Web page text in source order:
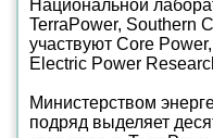
Национальной
TerraPower, Southern
участвуют Core
Electric Power
Министерством
подряд выделяет